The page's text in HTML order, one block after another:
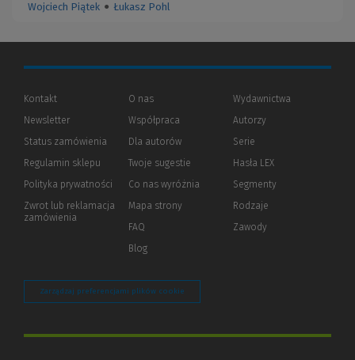
Wojciech Piątek ● Łukasz Pohl
Kontakt
Newsletter
Status zamówienia
Regulamin sklepu
Polityka prywatności (Nowe
(Link
innej
Zwrot lub reklamacja
zamówienia
O nas
Współpraca
Dla autorów(Nowe
(Link
innej
strony)
Twoje sugestie
Co nas wyróżnia
Mapa strony
FAQ
Blog
Wydawnictwa
Autorzy
Serie
Hasła LEX
Segmenty
Rodzaje
Zawody
Zarządzaj preferencjami plików cookie